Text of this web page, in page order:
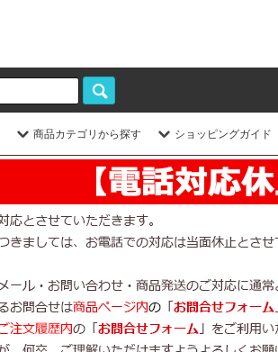
商品カテゴリから探す ショッピングガイド